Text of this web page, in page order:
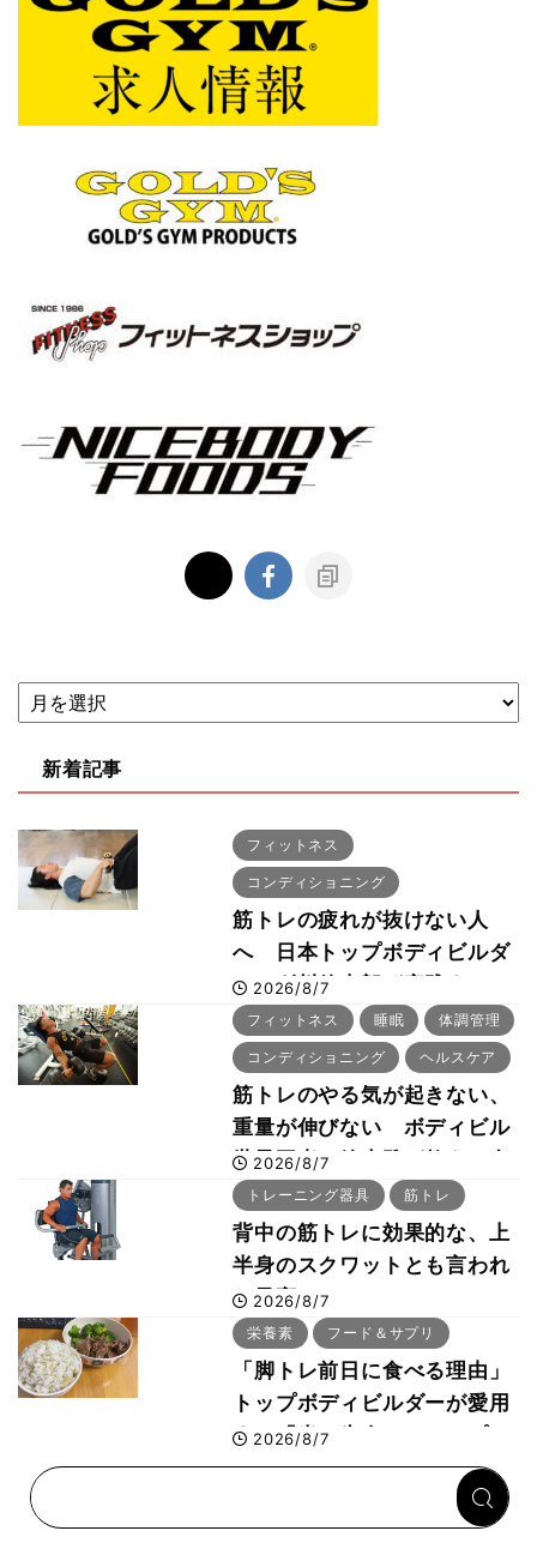
新着記事
フィットネス
コンディショニング
筋トレの疲れが抜けない人
へ 日本トップボディビルダ
ー・刈川啓志郎が実践する
「回復習慣」
2026/8/7
フィットネス 睡眠 体調管理
コンディショニング ヘルスケア
筋トレのやる気が起きない、
重量が伸びない ボディビル
世界王者・鈴木雅が教える食
事・睡眠・呼吸の整え方
2026/8/7
トレーニング器具 筋トレ
背中の筋トレに効果的な、上
半身のスクワットとも言われ
た最高マシン“ノーチラス・
プルオーバーマシン”とは？
2026/8/7
栄養素 フード＆サプリ
「脚トレ前日に食べる理由」
トップボディビルダーが愛用
する「米＋牛肉」のシンプル
回復メシとは？
2026/8/7